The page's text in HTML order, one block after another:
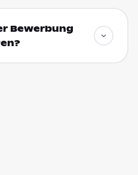
Bewerbung